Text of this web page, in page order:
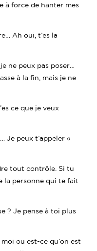
à force de hanter mes
Ah oui, t’es la
ne peux pas poser…
à la fin, mais je ne
ce que je veux
Je peux t’appeler «
tout contrôle. Si tu
la personne qui te fait
? Je pense à toi plus
ou est-ce qu’on est